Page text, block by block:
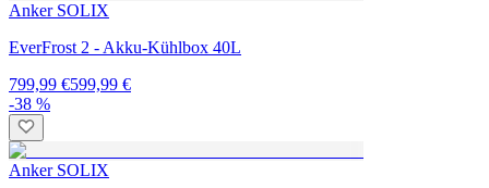
Anker SOLIX
EverFrost 2 - Akku-Kühlbox 40L
799,99 €599,99 €
-38 %
Anker SOLIX